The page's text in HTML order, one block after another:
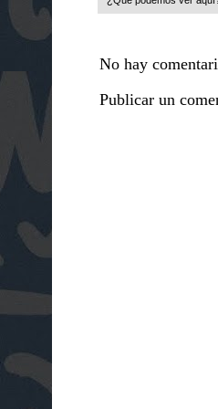
No hay
Publicar un